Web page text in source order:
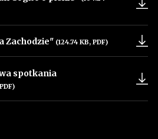
Zachodzie" (124.74 KB, PDF)
spotkania